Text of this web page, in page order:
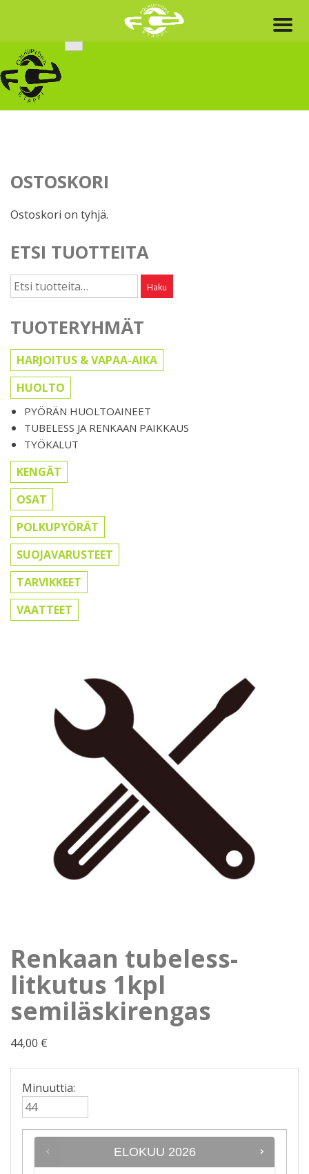
content
OSTOSKORI
Ostoskori on tyhjä.
ETSI TUOTTEITA
Etsi: Haku
TUOTERYHMÄT
HARJOITUS & VAPAA-AIKA
HUOLTO
PYÖRÄN HUOLTOAINEET
TUBELESS JA RENKAAN PAIKKAUS
TYÖKALUT
KENGÄT
OSAT
POLKUPYÖRÄT
SUOJAVARUSTEET
TARVIKKEET
VAATTEET
Renkaan tubeless-
litkutus 1kpl
semiläskirengas
44,00 €
Minuuttia:
ELOKUU 2026